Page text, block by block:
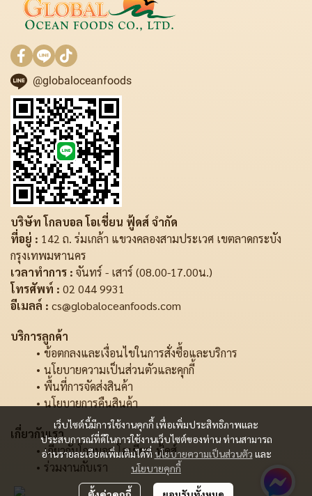
เว็บไซต์นี้มีการใช้งานคุกกี้ เพื่อเพิ่มประสิทธิภาพและ
ประสบการณ์ที่ดีในการใช้งานเว็บไซต์ของท่าน ท่านสามารถ
อ่านรายละเอียดเพิ่มเติมได้ที่ นโยบายความเป็นส่วนตัว และ
นโยบายคุกกี้
@globaloceanfoods
บริษัท โกลบอล โอเชี่ยน ฟู้ดส์ จำกัด
ที่อยู่ : 142 ถ. ร่มเกล้า แขวงคลองสามประเวศ เขตลาดกระบัง
กรุงเทพมหานคร
เวลาทำการ : จันทร์ - เสาร์ (08.00-17.00น.)
โทรศัพท์ : 02 044 9931
อีเมลล์ : cs@globaloceanfoods.com
บริการลูกค้า
ข้อตกลงและเงื่อนไขในการสั่งซื้อและบริการ
นโยบายความเป็นส่วนตัวและคุกกี้
พื้นที่การจัดส่งสินค้า
นโยบายการคืนสินค้า
เกี่ยวกับเรา
เกี่ยวกับโกลบอล โอเชี่ยน ฟู้ดส์
ร่วมงานกับเรา